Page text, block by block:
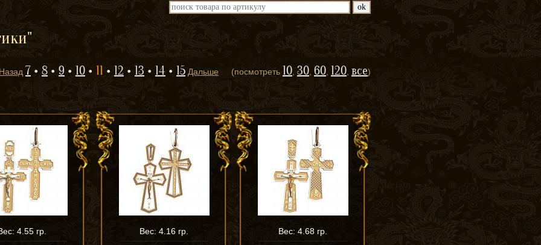
7 8 9 10 11 12 13 14 15 Дальше (посмотреть 10 30 60 120 все)
4.55 гр. Вес: 4.16 гр. Вес: 4.68 гр.